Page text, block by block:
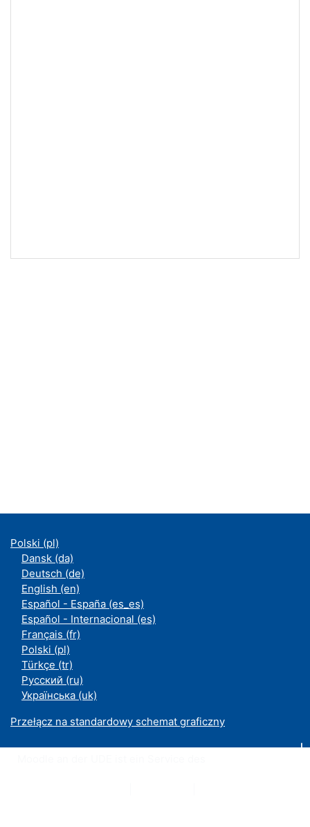
Polski ‎(pl)‎
Dansk ‎(da)‎
Deutsch ‎(de)‎
English ‎(en)‎
Español - España ‎(es_es)‎
Español - Internacional ‎(es)‎
Français ‎(fr)‎
Polski ‎(pl)‎
Türkçe ‎(tr)‎
Русский ‎(ru)‎
Українська ‎(uk)‎
Przełącz na standardowy schemat graficzny